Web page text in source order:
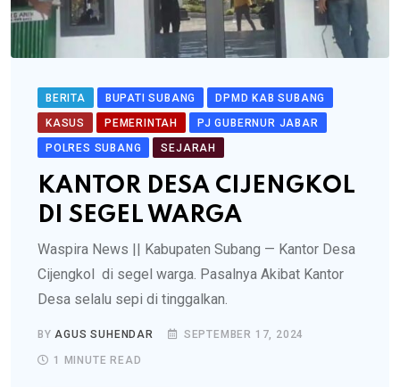
BERITA BUPATI SUBANG
DPMD KAB SUBANG
KASUS
PEMERINTAH
PJ GUBERNUR JABAR
POLRES SUBANG
SEJARAH
KANTOR DESA CIJENGKOL
DI SEGEL WARGA
Waspira News || Kabupaten Subang — Kantor Desa
Cijengkol di segel warga. Pasalnya Akibat Kantor
Desa selalu sepi di tinggalkan.
BYAGUS SUHENDAR SEPTEMBER 17, 2024
1 MINUTE READ